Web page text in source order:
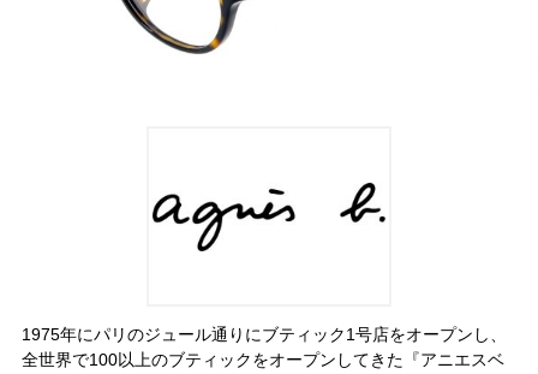
1975年にパリのジュール通りにブティック1号店をオープンし、
全世界で100以上のブティックをオープンしてきた『アニエスベ